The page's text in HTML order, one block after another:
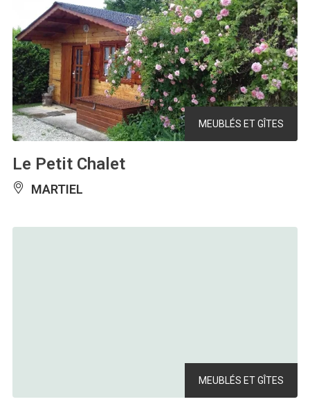
MEUBLÉS ET GÎTES
Le Petit Chalet
MARTIEL
MEUBLÉS ET GÎTES